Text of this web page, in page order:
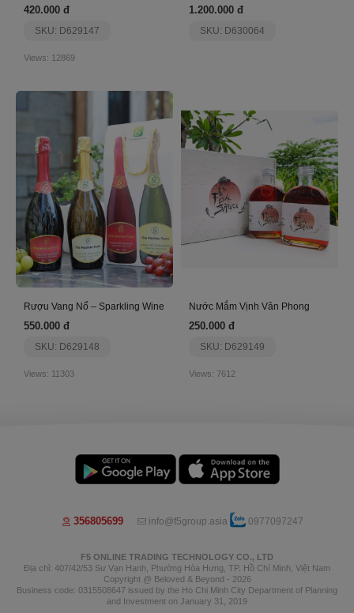
420.000 đ
SKU: D629147
Views: 12869
1.200.000 đ
SKU: D630064
Rượu Vang Nổ – Sparkling Wine
550.000 đ
SKU: D629148
Views: 11303
Nước Mắm Vịnh Vân Phong
250.000 đ
SKU: D629149
Views: 7612
356805699 info@f5group.asia 0977097247
F5 ONLINE TRADING TECHNOLOGY CO., LTD
Địa chỉ: 407/42/53 Sư Vạn Hạnh, Phường Hòa Hưng, TP. Hồ Chí Minh, Việt Nam
Copyright @ Beloved & Beyond - 2026
Business code: 0315508647 issued by the Ho Chi Minh City Department of Planning
and Investment on January 31, 2019